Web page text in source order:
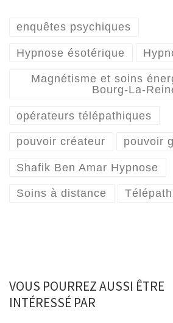
enquêtes psychiques
Hypnose ésotérique
Magnétisme et soins
Bourg-La-
opérateurs télépathiques
pouvoir créateur pouvoir
Shafik Ben Amar Hypnose
Soins à distance
VOUS POURREZ AUSSI ÊTRE
INTÉRESSÉ PAR